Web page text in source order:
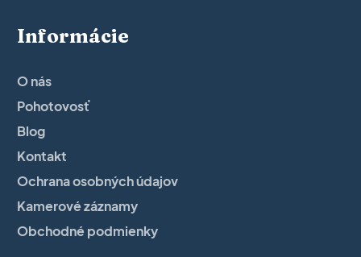
Informácie
O nás
Pohotovosť
Blog
Kontakt
Ochrana osobných údajov
Kamerové záznamy
Obchodné podmienky